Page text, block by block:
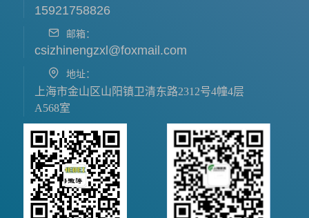
15921758826
邮箱：
csizhinengzxl@foxmail.com
地址：
上海市金山区山阳镇卫清东路2312号4幢4层
A568室